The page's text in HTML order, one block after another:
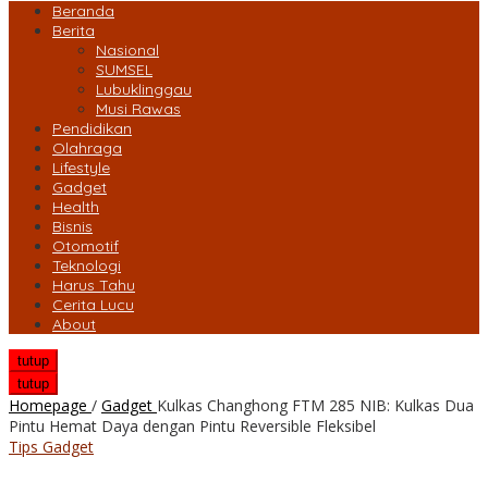
Beranda
Berita
Nasional
SUMSEL
Lubuklinggau
Musi Rawas
Pendidikan
Olahraga
Lifestyle
Gadget
Health
Bisnis
Otomotif
Teknologi
Harus Tahu
Cerita Lucu
About
tutup
tutup
Homepage / Gadget Kulkas Changhong FTM 285 NIB: Kulkas Dua
Pintu Hemat Daya dengan Pintu Reversible Fleksibel
Tips Gadget